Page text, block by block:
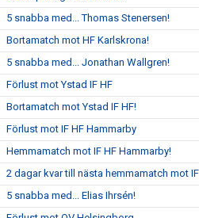
5 snabba med... Thomas Stenersen!
Bortamatch mot HF Karlskrona!
5 snabba med... Jonathan Wallgren!
Förlust mot Ystad IF HF
Bortamatch mot Ystad IF HF!
Förlust mot IF HF Hammarby
Hemmamatch mot IF HF Hammarby!
2 dagar kvar till nästa hemmamatch mot
5 snabba med... Elias Ihrsén!